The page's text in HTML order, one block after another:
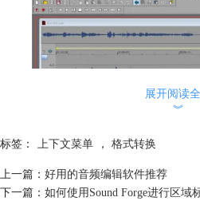
图2：在Sound Forge
如果操作对象是一个包含音频文件的文
有音频。
展开阅读
︾
标签： 上下文菜单 ， 格式转换
上一篇： 好用的音频编辑软件推荐
下一篇： 如何使用Sound Forge进行区域